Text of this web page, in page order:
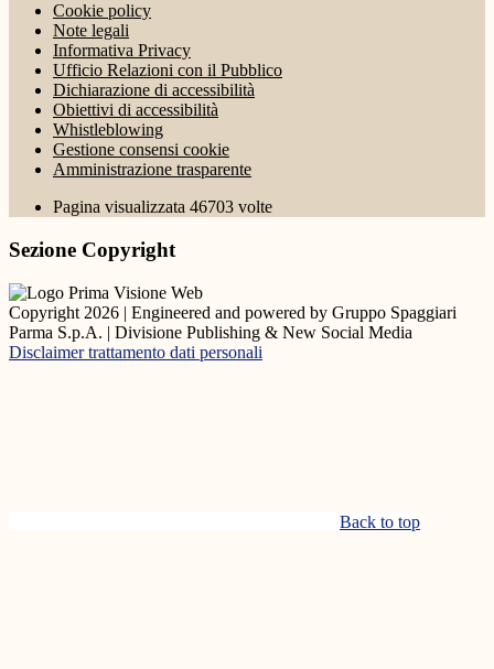
Cookie policy
Note legali
Informativa Privacy
Ufficio Relazioni con il Pubblico
Dichiarazione di accessibilità
Obiettivi di accessibilità
Whistleblowing
Gestione consensi cookie
Amministrazione trasparente
Pagina visualizzata 46703 volte
Sezione Copyright
Copyright 2026 | Engineered and powered by Gruppo Spaggiari
Parma S.p.A. | Divisione Publishing & New Social Media
Disclaimer trattamento dati personali
Back to top